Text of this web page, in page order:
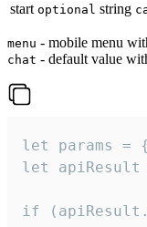
start optional string
menu - mobile menu
chat - default value
let params
let apiResult
if